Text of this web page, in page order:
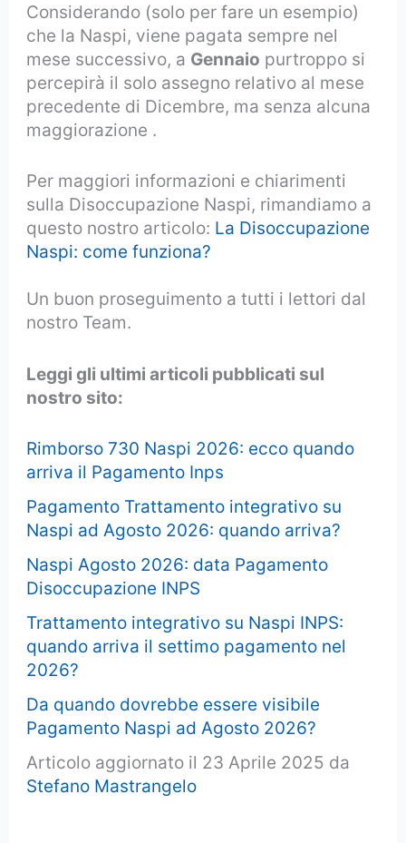
Considerando (solo per fare un esempio)
che la Naspi, viene pagata sempre nel
mese successivo, a Gennaio purtroppo si
percepirà il solo assegno relativo al mese
precedente di Dicembre, ma senza alcuna
maggiorazione .
Per maggiori informazioni e chiarimenti
sulla Disoccupazione Naspi, rimandiamo a
questo nostro articolo: La Disoccupazione
Naspi: come funziona?
Un buon proseguimento a tutti i lettori dal
nostro Team.
Leggi gli ultimi articoli pubblicati sul
nostro sito:
Rimborso 730 Naspi 2026: ecco quando
arriva il Pagamento Inps
Pagamento Trattamento integrativo su
Naspi ad Agosto 2026: quando arriva?
Naspi Agosto 2026: data Pagamento
Disoccupazione INPS
Trattamento integrativo su Naspi INPS:
quando arriva il settimo pagamento nel
2026?
Da quando dovrebbe essere visibile
Pagamento Naspi ad Agosto 2026?
Articolo aggiornato il 23 Aprile 2025 da
Stefano Mastrangelo